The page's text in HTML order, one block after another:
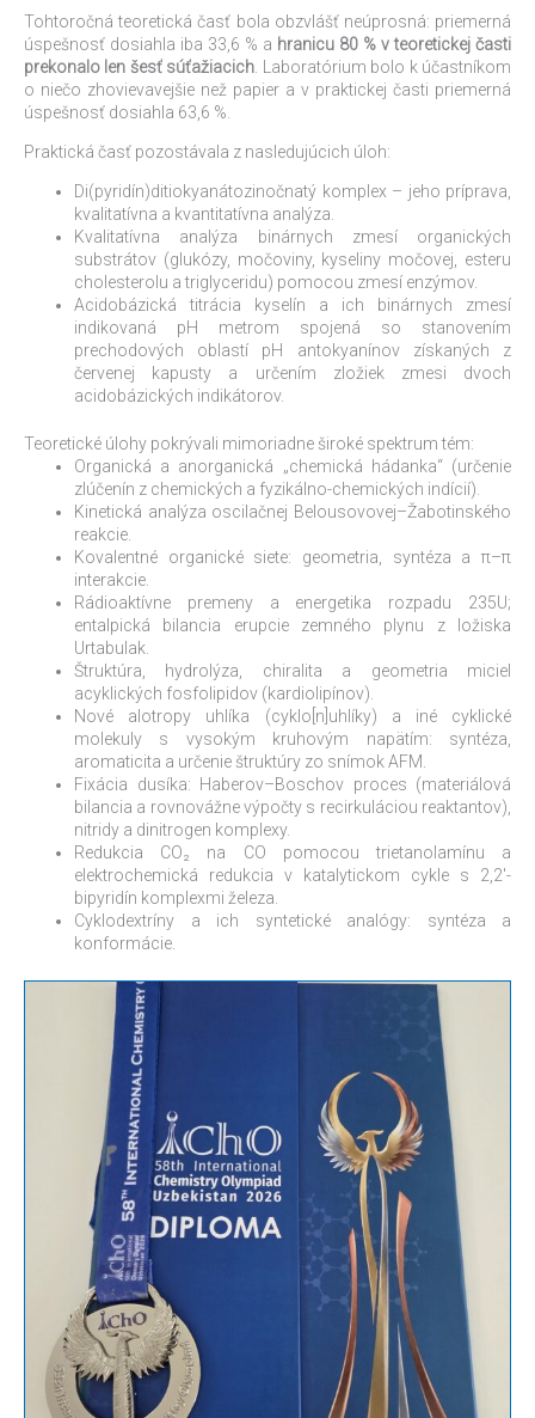
Tohtoročná teoretická časť bola obzvlášť neúprosná: priemerná
úspešnosť dosiahla iba 33,6 % a hranicu 80 % v teoretickej časti
prekonalo len šesť súťažiacich . Laboratórium bolo k účastníkom
o niečo zhovievavejšie než papier a v praktickej časti priemerná
úspešnosť dosiahla 63,6 %.
Praktická časť pozostávala z nasledujúcich úloh:
Di(pyridín)ditiokyanátozinočnatý komplex – jeho príprava,
kvalitatívna a kvantitatívna analýza.
Kvalitatívna analýza binárnych zmesí organických
substrátov (glukózy, močoviny, kyseliny močovej, esteru
cholesterolu a triglyceridu) pomocou zmesí enzýmov.
Acidobázická titrácia kyselín a ich binárnych zmesí
indikovaná pH metrom spojená so stanovením
prechodových oblastí pH antokyanínov získaných z
červenej kapusty a určením zložiek zmesi dvoch
acidobázických indikátorov.
Teoretické úlohy pokrývali mimoriadne široké spektrum tém:
Organická a anorganická „chemická hádanka“ (určenie
zlúčenín z chemických a fyzikálno-chemických indícií).
Kinetická analýza oscilačnej Belousovovej–Žabotinského
reakcie.
Kovalentné organické siete: geometria, syntéza a π–π
interakcie.
Rádioaktívne premeny a energetika rozpadu 235U;
entalpická bilancia erupcie zemného plynu z ložiska
Urtabulak.
Štruktúra, hydrolýza, chiralita a geometria miciel
acyklických fosfolipidov (kardiolipínov).
Nové alotropy uhlíka (cyklo[n]uhlíky) a iné cyklické
molekuly s vysokým kruhovým napätím: syntéza,
aromaticita a určenie štruktúry zo snímok AFM.
Fixácia dusíka: Haberov–Boschov proces (materiálová
bilancia a rovnovážne výpočty s recirkuláciou reaktantov),
nitridy a dinitrogen komplexy.
Redukcia CO₂ na CO pomocou trietanolamínu a
elektrochemická redukcia v katalytickom cykle s 2,2′-
bipyridín komplexmi železa.
Cyklodextríny a ich syntetické analógy: syntéza a
konformácie.